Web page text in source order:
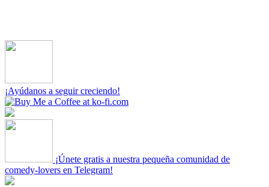
¡Ayúdanos a seguir creciendo!
¡Únete gratis a nuestra pequeña comunidad de
comedy-lovers en Telegram!